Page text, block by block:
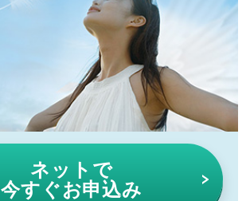
ネットで
今すぐお申込み